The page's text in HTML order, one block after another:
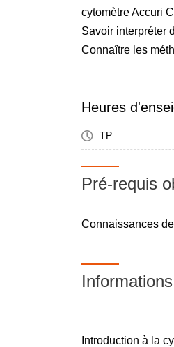
cytomètre Accuri
Savoir interpréter
Connaître les
Heures
TP
Pré-requis
Connaissances
Introduction à la